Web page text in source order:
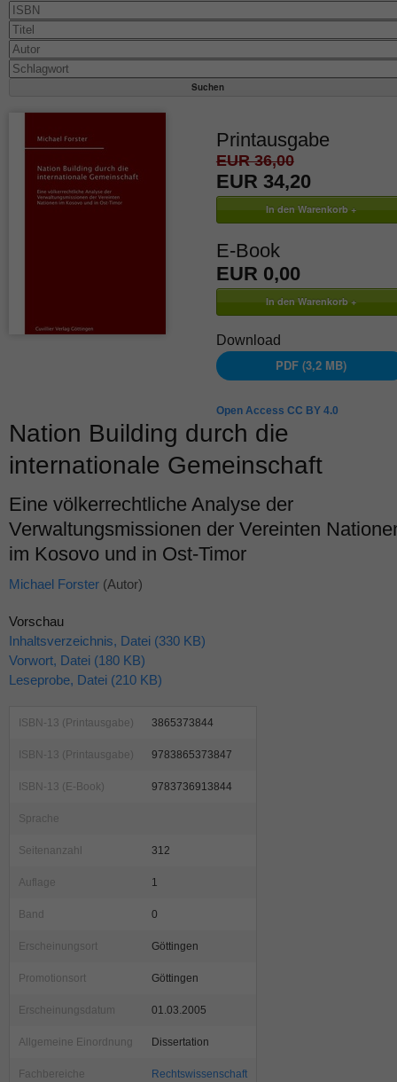
Printausgabe
EUR 36,00
EUR 34,20
E-Book
EUR 0,00
Download
PDF (3,2 MB)
Open Access CC BY 4.0
Nation Building durch die
internationale Gemeinschaft
Eine völkerrechtliche Analyse der
Verwaltungsmissionen der Vereinten
im Kosovo und in Ost-Timor
Michael Forster (Autor)
Vorschau
Inhaltsverzeichnis, Datei (330 KB)
Vorwort, Datei (180 KB)
Leseprobe, Datei (210 KB)
ISBN-13 (Printausgabe) 3865373844
ISBN-13 (Printausgabe) 9783865373847
ISBN-13 (E-Book) 9783736913844
Sprache
Seitenanzahl 312
Auflage 1
Band 0
Erscheinungsort Göttingen
Promotionsort Göttingen
Erscheinungsdatum 01.03.2005
Allgemeine Einordnung Dissertation
Fachbereiche Rechtswissenschaft